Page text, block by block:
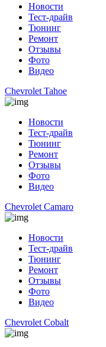
Новости
Тест-драйв
Тюнинг
Ремонт
Отзывы
Фото
Видео
Chevrolet Tahoe
Новости
Тест-драйв
Тюнинг
Ремонт
Отзывы
Фото
Видео
Chevrolet Camaro
Новости
Тест-драйв
Тюнинг
Ремонт
Отзывы
Фото
Видео
Chevrolet Cobalt